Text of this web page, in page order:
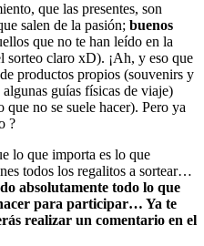
que las presentes, son
salen de la pasión; buenos
que no te han leído en la
sorteo claro xD). ¡Ah, y eso que
productos propios (souvenirs y
guías físicas de viaje)
no se suele hacer). Pero ya
?
lo que importa es lo que
todos los regalitos a sortear…
absolutamente todo lo que
para participar… Ya te
realizar un comentario en el